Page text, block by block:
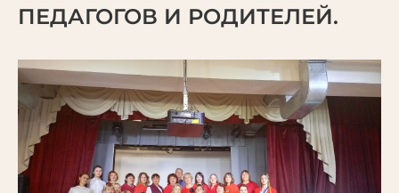
ПЕДАГОГОВ И РОДИТЕЛЕЙ.